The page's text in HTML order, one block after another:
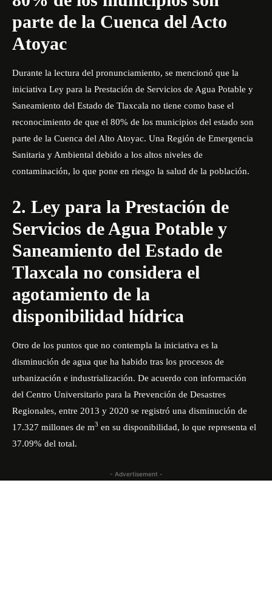
parte de la Cuenca del Acto
Atoyac
Durante la lectura del pronunciamiento, se mencionó que la
iniciativa Ley para la Prestación de Servicios de Agua Potable y
Saneamiento del Estado de Tlaxcala no tiene como base el
reconocimiento de que el 80% de los municipios del estado son
parte de la Cuenca del Alto Atoyac. Una Región de Emergencia
Sanitaria y Ambiental debido a los altos niveles de
contaminación, lo que pone en riesgo la salud de la población.
2. Ley para la Prestación de
Servicios de Agua Potable y
Saneamiento del Estado de
Tlaxcala no considera el
agotamiento de la
disponibilidad hídrica
Otro de los puntos que no contempla la iniciativa es la
disminución de agua que ha habido tras los procesos de
urbanización e industrialización. De acuerdo con información
del Centro Universitario para la Prevención de Desastres
Regionales, entre 2013 y 2020 se registró una disminución de
17.327 millones de m3 en su disponibilidad, lo que representa el
37.09% del total.
- Advertisement -